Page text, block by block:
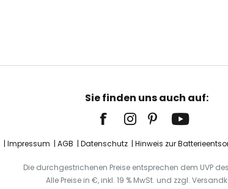
Sie finden uns auch auf:
Impressum AGB Datenschutz Hinweis zur
Die durchgestrichenen Preise entsprechen dem UVP
Alle Preise in €, inkl. 19 % MwSt. und zzgl.